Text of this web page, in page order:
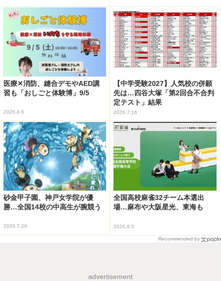
医療✕消防、縫合デモやAED講
習も「おしごと体験博」9/5
2026.8.6
【中学受験2027】人気校の併願
先は…四谷大塚「第2回合不合判
定テスト」結果
2026.7.16
砂金甲子園、神戸女学院が優
勝…全国14校の中高生が腕競う
2026.7.29
全国高校麻雀32チーム本選出
場…麻布や大阪星光、東海も
2026.8.5
Recommended by
advertisement